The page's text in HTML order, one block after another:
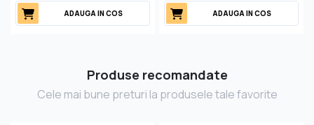
ADAUGA IN COS ADAUGA IN COS
Produse recomandate
Cele mai bune preturi la produsele tale favorite